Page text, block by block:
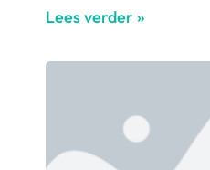
Lees verder »